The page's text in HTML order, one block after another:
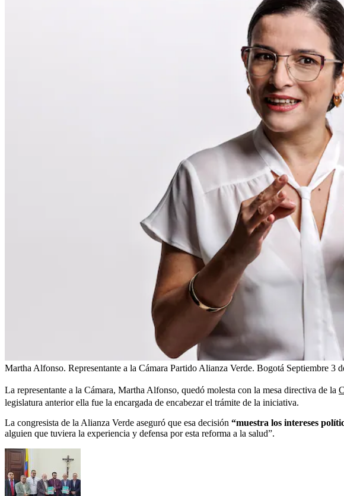
Martha Alfonso. Representante a la Cámara Partido Alianza Verde. Bogotá Septiembre 3
La representante a la Cámara, Martha Alfonso, quedó molesta con la mesa directiva de la
legislatura anterior ella fue la encargada de encabezar el trámite de la iniciativa.
La congresista de la Alianza Verde aseguró que esa decisión “muestra los intereses
alguien que tuviera la experiencia y defensa por esta reforma a la salud”.